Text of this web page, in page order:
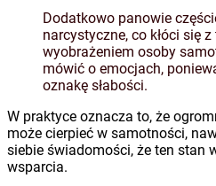
Dodatkowo panowie
narcystyczne, co kłóci się
wyobrażeniem osoby
mówić o emocjach,
oznakę słabości.
W praktyce oznacza to, że
może cierpieć w samotności,
siebie świadomości, że ten stan
wsparcia.